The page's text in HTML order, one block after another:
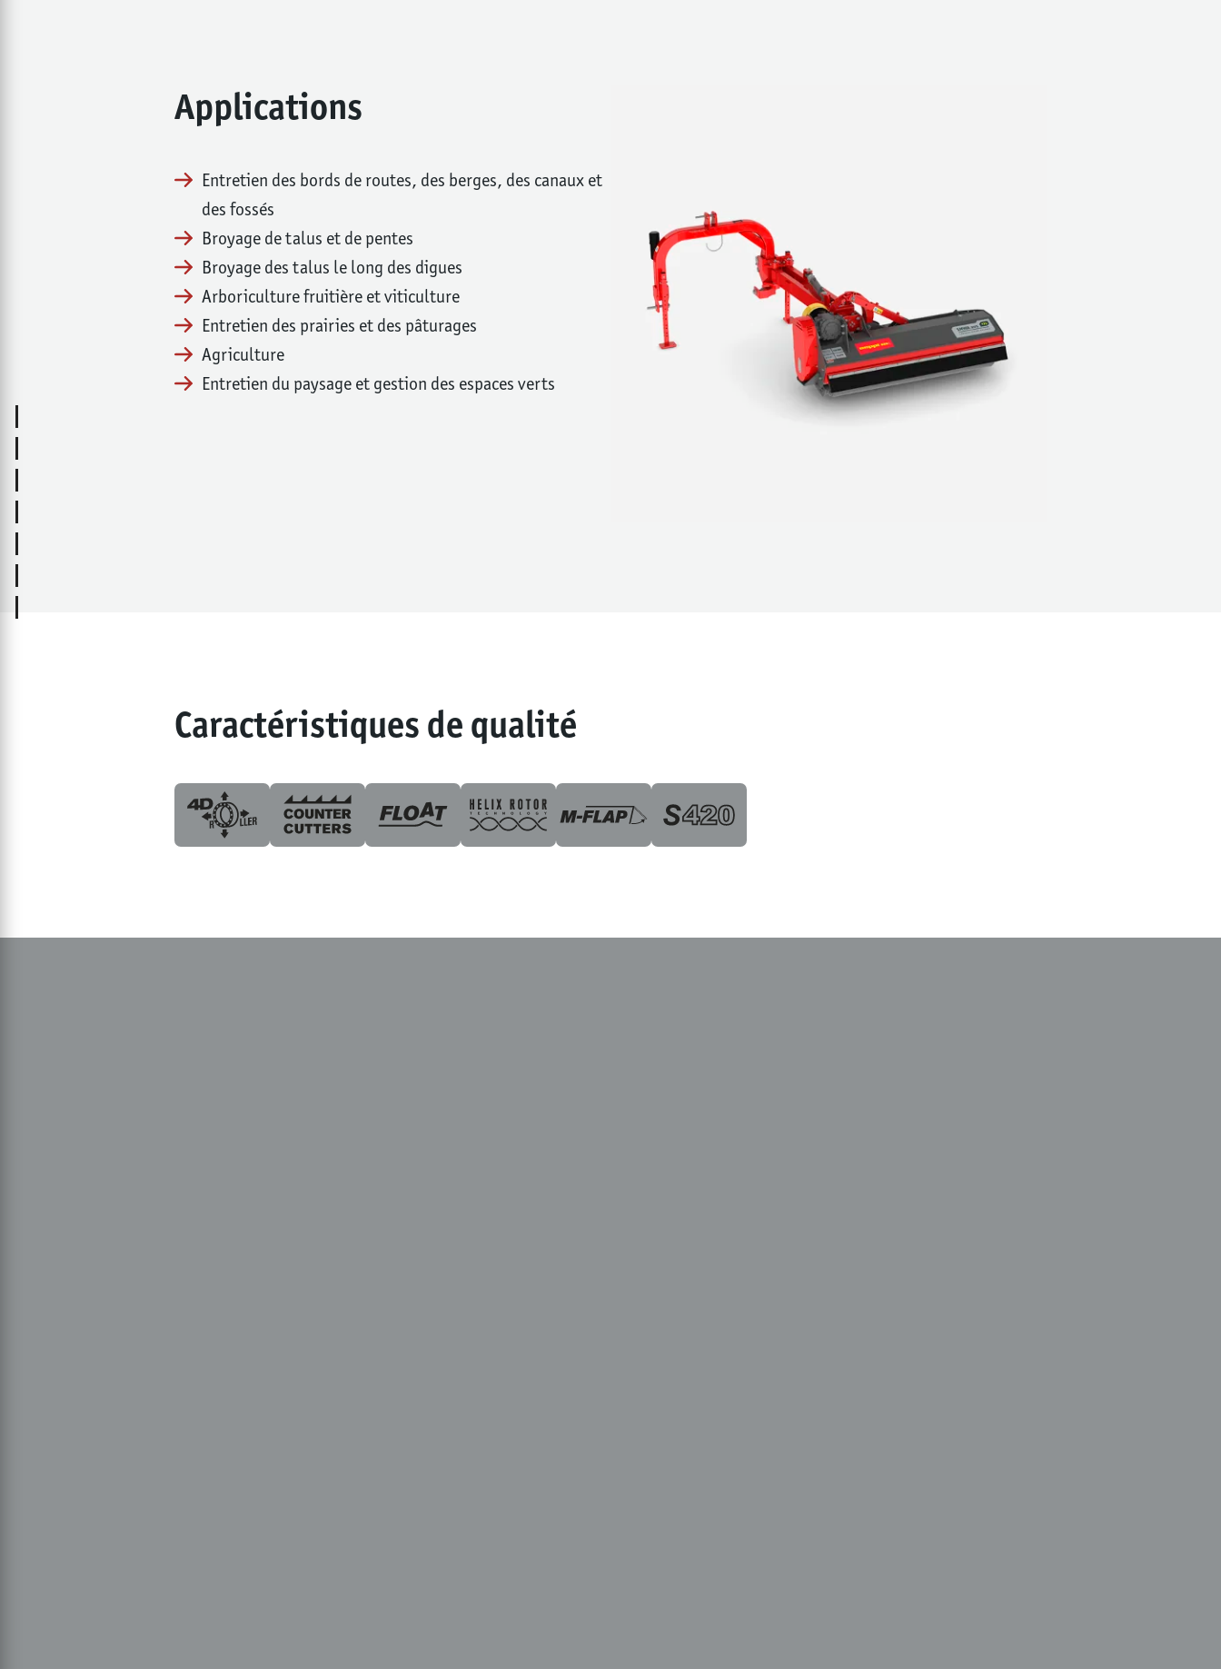
Applications
Entretien des bords de routes, des berges, des canaux et
des fossés
Broyage de talus et de pentes
Broyage des talus le long des digues
Arboriculture fruitière et viticulture
Entretien des prairies et des pâturages
Agriculture
Entretien du paysage et gestion des espaces verts
Caractéristiques de qualité